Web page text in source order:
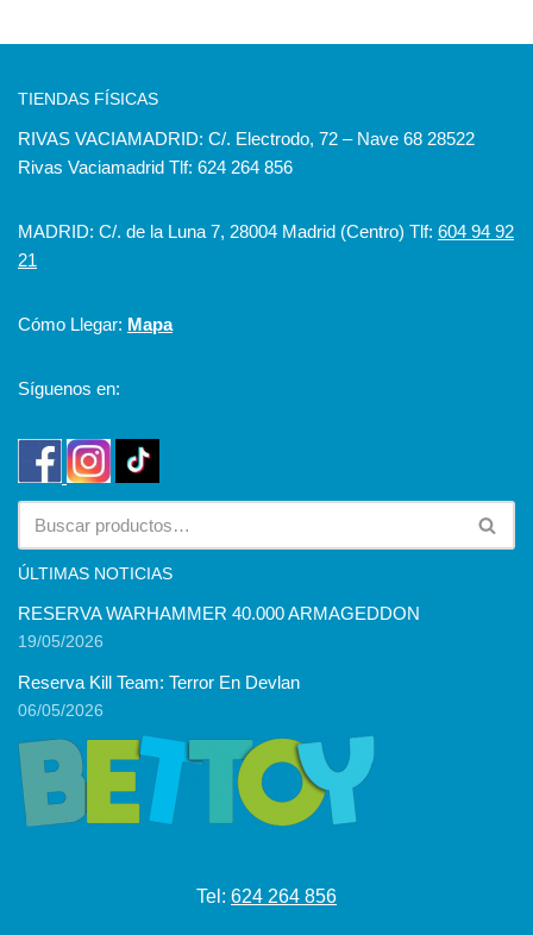
TIENDAS FÍSICAS
RIVAS VACIAMADRID: C/. Electrodo, 72 – Nave 68 28522
Rivas Vaciamadrid Tlf: 624 264 856
MADRID: C/. de la Luna 7, 28004 Madrid (Centro) Tlf: 604 94 92
21
Cómo Llegar: Mapa
Síguenos en:
ÚLTIMAS NOTICIAS
RESERVA WARHAMMER 40.000 ARMAGEDDON
19/05/2026
Reserva Kill Team: Terror En Devlan
06/05/2026
Tel: 624 264 856